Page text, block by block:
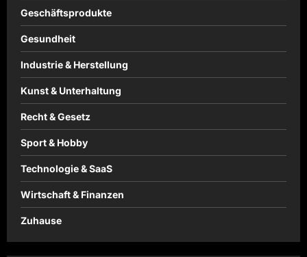
Geschäftsprodukte
Gesundheit
Industrie & Herstellung
Kunst & Unterhaltung
Recht & Gesetz
Sport & Hobby
Technologie & SaaS
Wirtschaft & Finanzen
Zuhause